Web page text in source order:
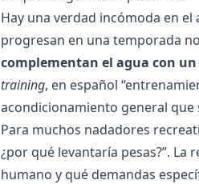
Hay una verdad incómoda en
progresan en una temporada
complementan el agua con
training, en español
acondicionamiento general que
Para muchos nadadores
¿por qué levantaría pesas?”.
humano y qué demandas